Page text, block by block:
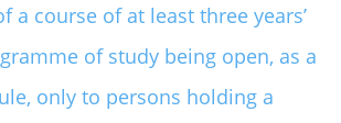
a course of at least three years’
of study being open, as a
only to persons holding a